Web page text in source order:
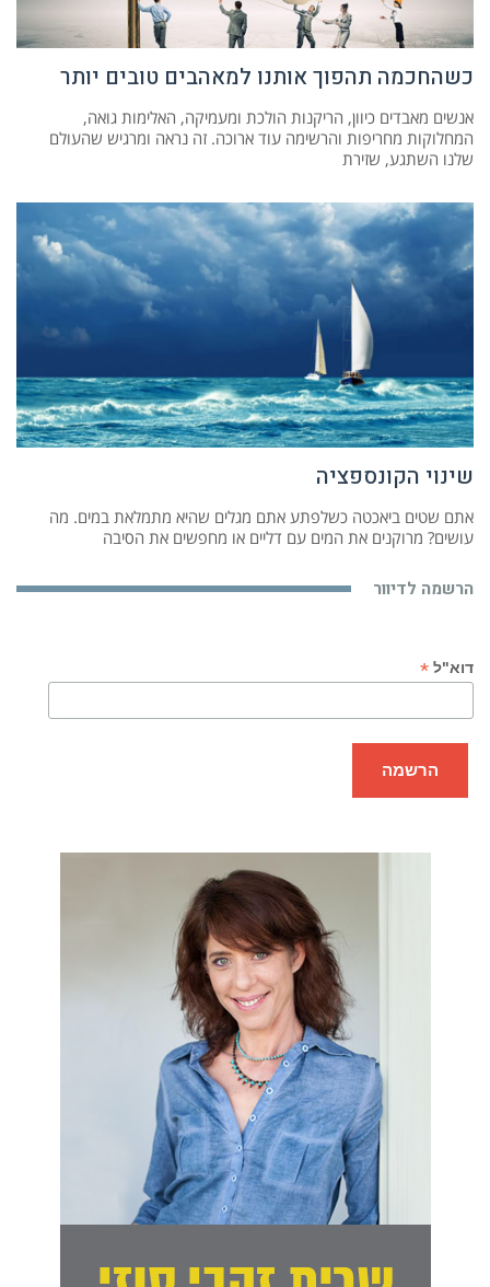
כשהחכמה תהפוך אותנו למאהבים טובים יותר
אנשים מאבדים כיוון, הריקנות הולכת ומעמיקה, האלימות גואה,
המחלוקות מחריפות והרשימה עוד ארוכה. זה נראה ומרגיש שהעולם
שלנו השתגע, שזירת
שינוי הקונספציה
אתם שטים ביאכטה כשלפתע אתם מגלים שהיא מתמלאת במים. מה
עושים? מרוקנים את המים עם דליים או מחפשים את הסיבה
הרשמה לדיוור
דוא"ל *